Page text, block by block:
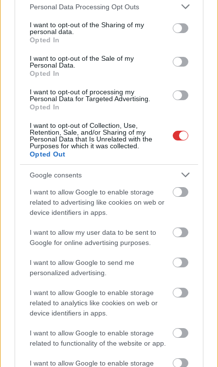
Please note that this website/app uses one or more Google
not limited to your visit or usage behaviour. You may click to
grant or deny consent to Google and its third-party tags to
use your data for below specified purposes in below Google
consent section.
Personal Data Processing Opt Outs
I want to opt-out of the Sharing of my
personal data.
Opted In
I want to opt-out of the Sale of my
Personal Data.
Opted In
I want to opt-out of processing my
Personal Data for Targeted Advertising.
Opted In
I want to opt-out of Collection, Use,
Retention, Sale, and/or Sharing of my
Personal Data that Is Unrelated with the
Purposes for which it was collected.
Opted Out
Google consents
I want to allow Google to enable storage
related to advertising like cookies on web or
device identifiers in apps.
I want to allow my user data to be sent to
Google for online advertising purposes.
I want to allow Google to send me
personalized advertising.
I want to allow Google to enable storage
related to analytics like cookies on web or
device identifiers in apps.
I want to allow Google to enable storage
related to functionality of the website or app.
I want to allow Google to enable storage
A Szol24-en számos
alkalommal írtunk róla,
településen elképesztően nagy mezőny sorakozott fel,
összesen hetven jelölt indult egy polgármesteri és hat
képviselői helyért. A rengeteg tekintetben aggasztó választási
procedúra győztese Tiszabura régi-új polgármestere, Vavrik
Géza lett.
TOVÁBB OLVASOM
Választások időközi választás,polgármester szavazás ,tiszabura
,vavrik géza
Szolnok nagy pofonba szaladt bele, de mégis ott
2025.10.06. Horváth Zsolt
Eurokupa
spanyolországi
Szolnoki Dózsa
különbségű vereséget
szenvedett a házigazda
Terrassától, ám ennek ellenére továbbjutott a sorozat
TOVÁBB OLVASOM